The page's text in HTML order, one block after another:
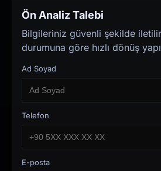
Ön Analiz Talebi
Bilgileriniz güvenli şekilde
durumuna göre hızlı dönüş
Ad Soyad
Telefon
E-posta